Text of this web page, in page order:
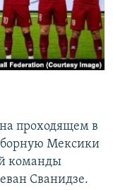
проходящем в
Мексики
команды
Сванидзе.